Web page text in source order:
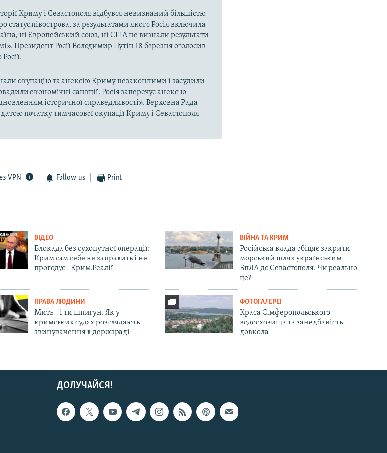
Криму і Севастополя відбувся невизнаний більшістю
статус півострова, за результатами якого Росія включила
ні Європейський союз, ні США не визнали результати
Президент Росії Володимир Путін 18 березня оголосив
окупацію та анексію Криму незаконними і засудили
економічні санкції. Росія заперечує анексію
історичної справедливості». Верховна Рада
початку тимчасової окупації Криму і Севастополя
VPN Follow us Print
ВІДЕО
Блокада без сухопутної операції:
Крим сам себе не заправить і не
прогодує | Крим.Реалії
ВІЙНА ТА КРИМ
Російська влада обіцяє закрити
морський шлях українським
БпЛА до Севастополя. Чи реально
це?
ПРАВА ЛЮДИНИ
Мить – і ти шпигун. Як у
кримських судах розглядають
звинувачення в держзраді
ФОТОГАЛЕРЕЇ
Краса Сімферопольського
водосховища та занедбаність
довкола
ДОЛУЧАЙСЯ!